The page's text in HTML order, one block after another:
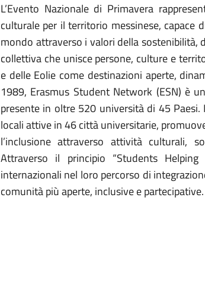
L’Evento Nazionale di Primavera
culturale per il territorio messinese,
mondo attraverso i valori della sostenibilità,
collettiva che unisce persone, culture e
e delle Eolie come destinazioni aperte,
1989, Erasmus Student Network (ESN) è
presente in oltre 520 università di 45
locali attive in 46 città universitarie,
l’inclusione attraverso attività culturali,
Attraverso il principio “Students
internazionali nel loro percorso di
comunità più aperte, inclusive e partecipative.